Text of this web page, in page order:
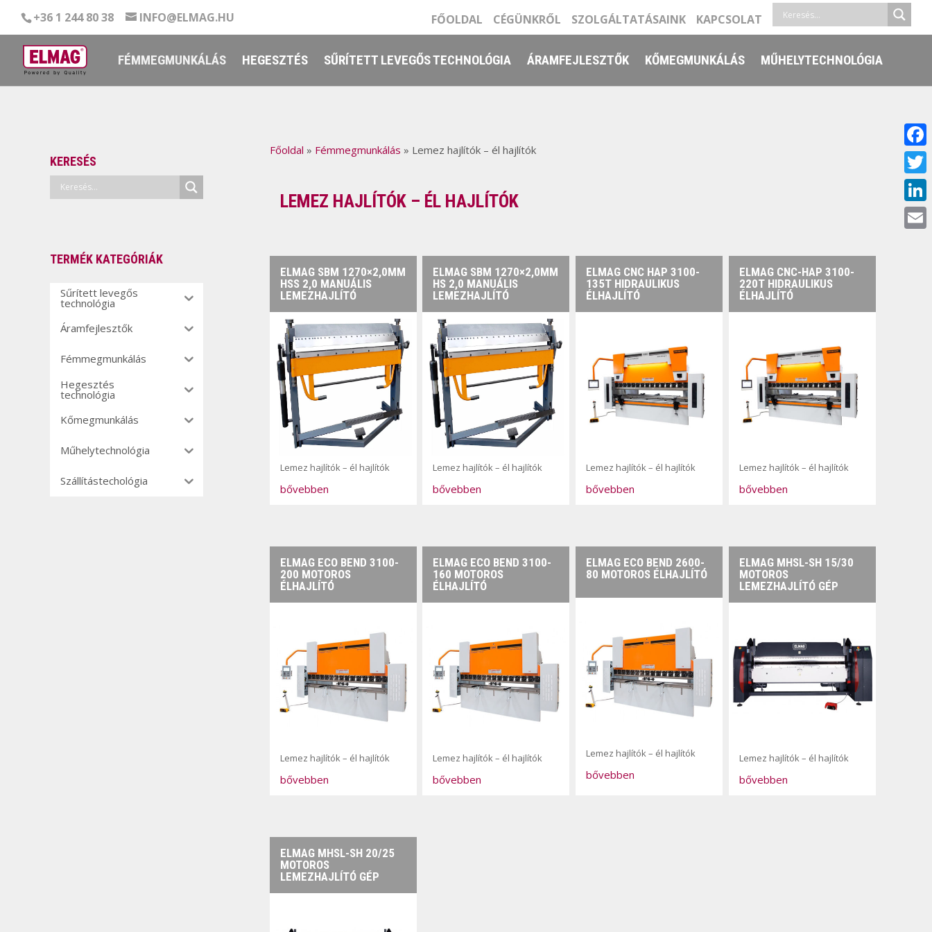
+36 1 244 80 38 INFO@ELMAG.HU FŐOLDAL CÉGÜNKRŐL SZOLGÁLTATÁSAINK KAPCSOLAT
FÉMMEGMUNKÁLÁS HEGESZTÉS SŰRÍTETT LEVEGŐS TECHNOLÓGIA ÁRAMFEJLESZTŐK KŐMEGMUNKÁLÁS MŰHELYTECHNOLÓGIA
KERESÉS
TERMÉK KATEGÓRIÁK
Sűrített levegős
technológia
Áramfejlesztők
Fémmegmunkálás
Hegesztés
technológia
Kőmegmunkálás
Műhelytechnológia
Szállítástechológia
Főoldal » Fémmegmunkálás » Lemez hajlítók – él hajlítók
LEMEZ HAJLÍTÓK – ÉL HAJLÍTÓK
ELMAG SBM 1270×2,0MM
HSS 2,0 MANUÁLIS
LEMEZHAJLÍTÓ
Lemez hajlítók – él hajlítók
bővebben
ELMAG ECO BEND 3100-
200 MOTOROS
ÉLHAJLÍTÓ
Lemez hajlítók – él hajlítók
bővebben
ELMAG MHSL-SH 20/25
MOTOROS
LEMEZHAJLÍTÓ GÉP
ELMAG SBM 1270×2,0MM
HS 2,0 MANUÁLIS
LEMEZHAJLÍTÓ
Lemez hajlítók – él hajlítók
bővebben
ELMAG ECO BEND 3100-
160 MOTOROS
ÉLHAJLÍTÓ
Lemez hajlítók – él hajlítók
bővebben
ELMAG CNC HAP 3100-
135T HIDRAULIKUS
ÉLHAJLÍTÓ
Lemez hajlítók – él hajlítók
bővebben
ELMAG ECO BEND 2600-
80 MOTOROS ÉLHAJLÍTÓ
Lemez hajlítók – él hajlítók
bővebben
ELMAG CNC-HAP 3100-
220T HIDRAULIKUS
ÉLHAJLÍTÓ
Lemez hajlítók – él hajlítók
bővebben
ELMAG MHSL-SH 15/30
MOTOROS
LEMEZHAJLÍTÓ GÉP
Lemez hajlítók – él hajlítók
bővebben